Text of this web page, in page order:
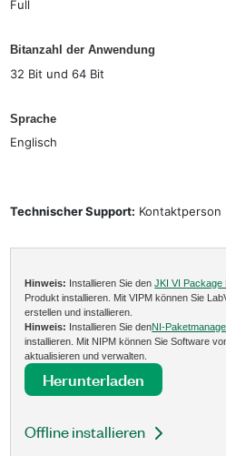
Full
Bitanzahl der Anwendung
32 Bit und 64 Bit
Sprache
Englisch
Technischer Support: Kontaktperson
Hinweis: Installieren Sie denJKI VI Package
Produkt installieren. Mit VIPM können Sie
erstellen und installieren.
Hinweis: Installieren Sie denNI-
installieren. Mit NIPM können Sie Software
aktualisieren und verwalten.
Herunterladen
Offline installieren